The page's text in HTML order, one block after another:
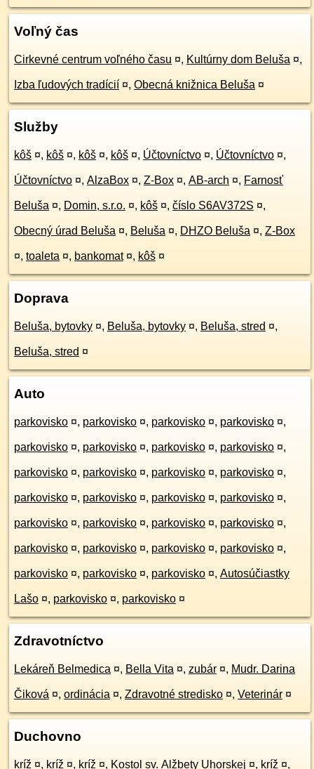
Voľný čas
Cirkevné centrum voľného času ¤, Kultúrny dom Beluša ¤,
Izba ľudových tradícií ¤, Obecná knižnica Beluša ¤
Služby
kôš ¤, kôš ¤, kôš ¤, kôš ¤, Účtovníctvo ¤, Účtovníctvo ¤,
Účtovníctvo ¤, AlzaBox ¤, Z-Box ¤, AB-arch ¤, Farnosť
Beluša ¤, Domin, s.r.o. ¤, kôš ¤, číslo S6AV372S ¤,
Obecný úrad Beluša ¤, Beluša ¤, DHZO Beluša ¤, Z-Box
¤, toaleta ¤, bankomat ¤, kôš ¤
Doprava
Beluša, bytovky ¤, Beluša, bytovky ¤, Beluša, stred ¤,
Beluša, stred ¤
Auto
parkovisko ¤, parkovisko ¤, parkovisko ¤, parkovisko ¤,
parkovisko ¤, parkovisko ¤, parkovisko ¤, parkovisko ¤,
parkovisko ¤, parkovisko ¤, parkovisko ¤, parkovisko ¤,
parkovisko ¤, parkovisko ¤, parkovisko ¤, parkovisko ¤,
parkovisko ¤, parkovisko ¤, parkovisko ¤, parkovisko ¤,
parkovisko ¤, parkovisko ¤, parkovisko ¤, parkovisko ¤,
parkovisko ¤, parkovisko ¤, parkovisko ¤, Autosúčiastky
Lašo ¤, parkovisko ¤, parkovisko ¤
Zdravotníctvo
Lekáreň Belmedica ¤, Bella Vita ¤, zubár ¤, Mudr. Darina
Čiková ¤, ordinácia ¤, Zdravotné stredisko ¤, Veterinár ¤
Duchovno
kríž ¤, kríž ¤, kríž ¤, Kostol sv. Alžbety Uhorskej ¤, kríž ¤,